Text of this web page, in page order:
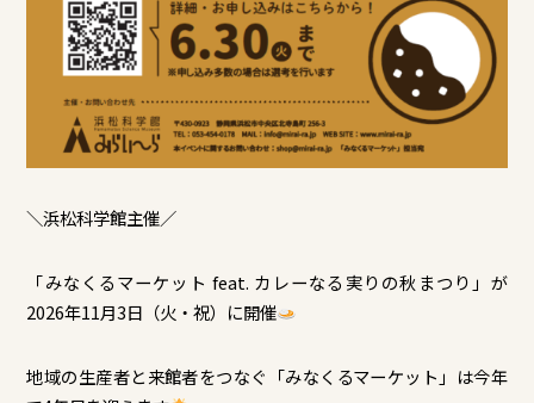
＼浜松科学館主催／
「みなくるマーケット feat. カレーなる実りの秋まつり」が
2026年11月3日（火・祝）に開催
地域の生産者と来館者をつなぐ「みなくるマーケット」は今年